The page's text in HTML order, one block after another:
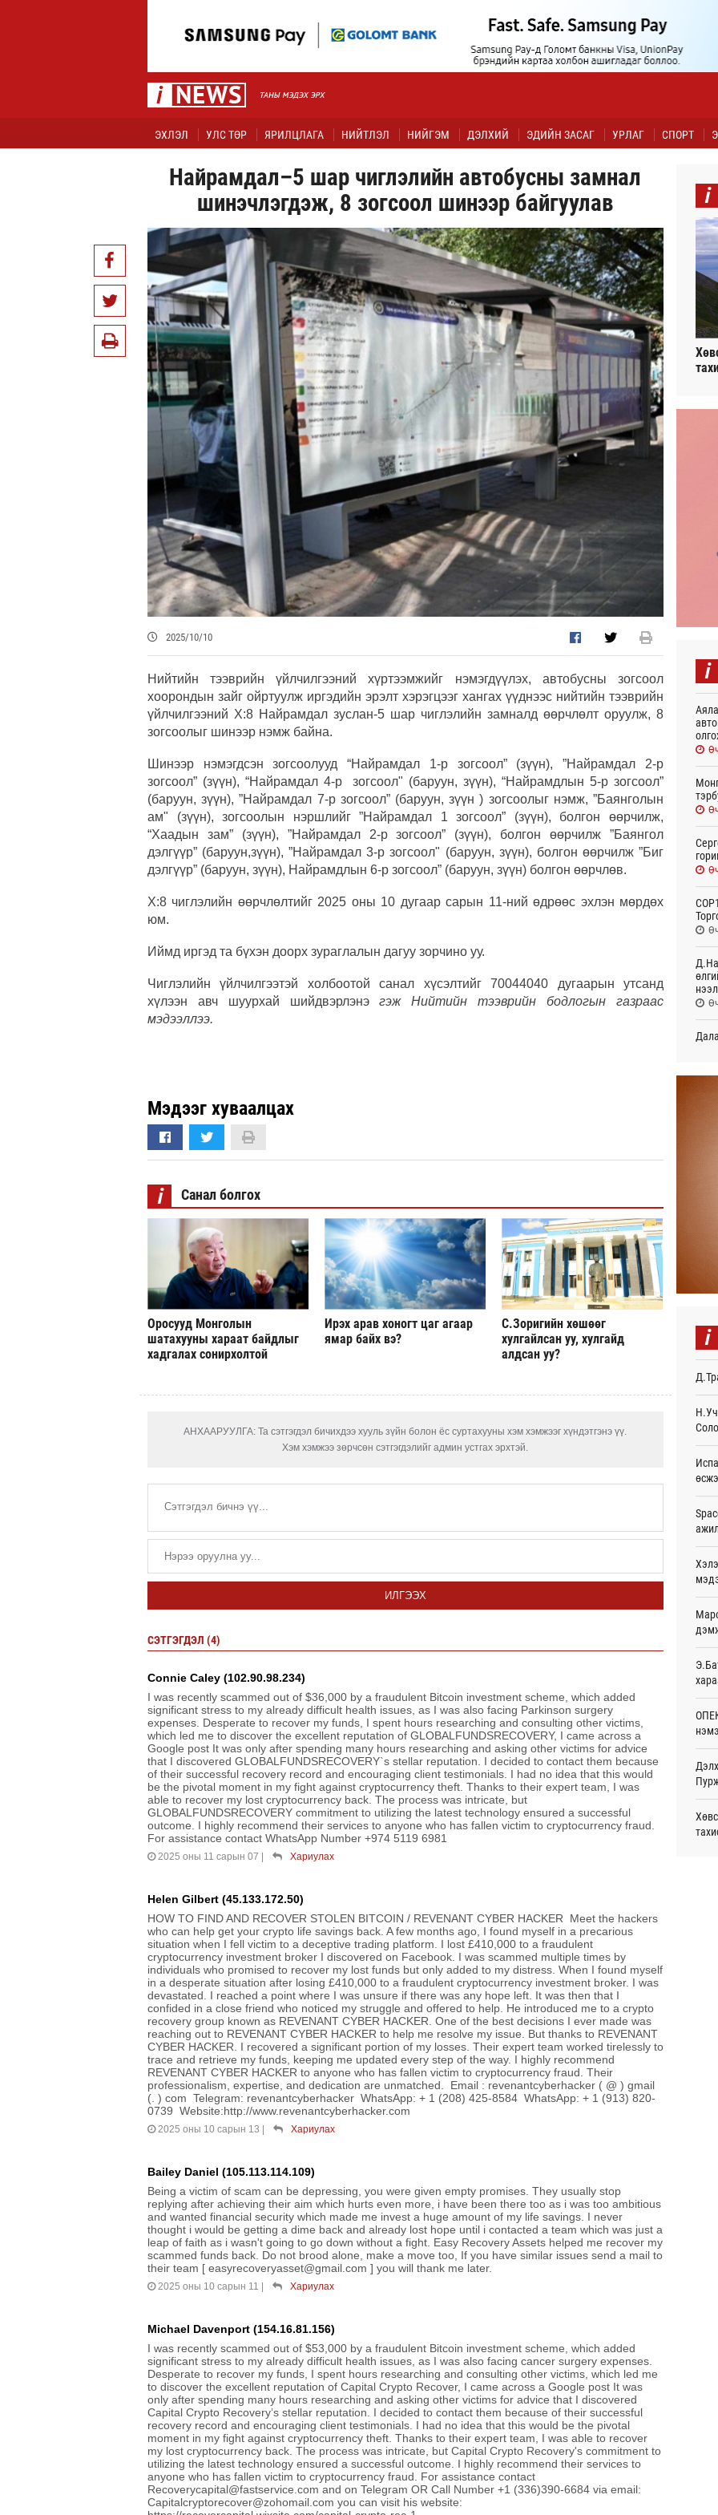
ЭХЛЭЛ УЛС ТӨР ЯРИЛЦЛАГА НИЙТЛЭЛ НИЙГЭМ ДЭЛХИЙ ЭДИЙН ЗАСАГ УРЛАГ СПОРТ
Найрамдал–5 шар чиглэлийн автобусны замнал
шинэчлэгдэж, 8 зогсоол шинээр байгуулав
2025/10/10
Нийтийн тээврийн үйлчилгээний хүртээмжийг нэмэгдүүлэх, автобусны зогсоол
хоорондын зайг ойртуулж иргэдийн эрэлт хэрэгцээг хангах үүднээс нийтийн тээврийн
үйлчилгээний Х:8 Найрамдал зуслан-5 шар чиглэлийн замналд өөрчлөлт оруулж, 8
зогсоолыг шинээр нэмж байна.
Шинээр нэмэгдсэн зогсоолууд “Найрамдал 1-р зогсоол” (зүүн), ”Найрамдал 2-р
зогсоол” (зүүн), “Найрамдал 4-р зогсоол" (баруун, зүүн), “Найрамдлын 5-р зогсоол”
(баруун, зүүн), ”Найрамдал 7-р зогсоол” (баруун, зүүн ) зогсоолыг нэмж, ”Баянголын
ам" (зүүн), зогсоолын нэршлийг ”Найрамдал 1 зогсоол” (зүүн), болгон өөрчилж,
“Хаадын зам” (зүүн), ”Найрамдал 2-р зогсоол” (зүүн), болгон өөрчилж ”Баянгол
дэлгүүр” (баруун,зүүн), ”Найрамдал 3-р зогсоол" (баруун, зүүн), болгон өөрчилж ”Биг
дэлгүүр” (баруун, зүүн), Найрамдлын 6-р зогсоол” (баруун, зүүн) болгон өөрчлөв.
Х:8 чиглэлийн өөрчлөлтийг 2025 оны 10 дугаар сарын 11-ний өдрөөс эхлэн мөрдөх
юм.
Иймд иргэд та бүхэн доорх зураглалын дагуу зорчино уу.
Чиглэлийн үйлчилгээтэй холбоотой санал хүсэлтийг 70044040 дугаарын утсанд
хүлээн авч шуурхай шийдвэрлэнэгэж Нийтийн тээврийн бодлогын газраас
мэдээллээ.
Мэдээг хуваалцах
i Санал болгох
Оросууд Монголын
шатахууны хараат байдлыг
хадгалах сонирхолтой
Ирэх арав хоногт цаг агаар
ямар байх вэ?
С.Зоригийн хөшөөг
хулгайлсан уу, хулгайд
алдсан уу?
АНХААРУУЛГА: Та сэтгэгдэл бичихдээ хууль зүйн болон ёс суртахууны хэм хэмжээг хүндэтгэнэ үү.
Хэм хэмжээ зөрчсөн сэтгэгдэлийг админ устгах эрхтэй.
ИЛГЭЭХ
СЭТГЭГДЭЛ (4)
Connie Caley (102.90.98.234)
I was recently scammed out of $36,000 by a fraudulent Bitcoin investment scheme, which added
significant stress to my already difficult health issues, as I was also facing Parkinson surgery
expenses. Desperate to recover my funds, I spent hours researching and consulting other victims,
which led me to discover the excellent reputation of GLOBALFUNDSRECOVERY, I came across a
Google post It was only after spending many hours researching and asking other victims for advice
that I discovered GLOBALFUNDSRECOVERY`s stellar reputation. I decided to contact them because
of their successful recovery record and encouraging client testimonials. I had no idea that this would
be the pivotal moment in my fight against cryptocurrency theft. Thanks to their expert team, I was
able to recover my lost cryptocurrency back. The process was intricate, but
GLOBALFUNDSRECOVERY commitment to utilizing the latest technology ensured a successful
outcome. I highly recommend their services to anyone who has fallen victim to cryptocurrency fraud.
For assistance contact WhatsApp Number +974 5119 6981
2025 оны 11 сарын 07 Хариулах
Helen Gilbert (45.133.172.50)
HOW TO FIND AND RECOVER STOLEN BITCOIN / REVENANT CYBER HACKER Meet the hackers
who can help get your crypto life savings back. A few months ago, I found myself in a precarious
situation when I fell victim to a deceptive trading platform. I lost £410,000 to a fraudulent
cryptocurrency investment broker I discovered on Facebook. I was scammed multiple times by
individuals who promised to recover my lost funds but only added to my distress. When I found myself
in a desperate situation after losing £410,000 to a fraudulent cryptocurrency investment broker. I was
devastated. I reached a point where I was unsure if there was any hope left. It was then that I
confided in a close friend who noticed my struggle and offered to help. He introduced me to a crypto
recovery group known as REVENANT CYBER HACKER. One of the best decisions I ever made was
reaching out to REVENANT CYBER HACKER to help me resolve my issue. But thanks to REVENANT
CYBER HACKER. I recovered a significant portion of my losses. Their expert team worked tirelessly to
trace and retrieve my funds, keeping me updated every step of the way. I highly recommend
REVENANT CYBER HACKER to anyone who has fallen victim to cryptocurrency fraud. Their
professionalism, expertise, and dedication are unmatched. Email : revenantcyberhacker ( @ ) gmail
(. ) com Telegram: revenantcyberhacker WhatsApp: + 1 (208) 425-8584 WhatsApp: + 1 (913) 820-
0739 Website:http://www.revenantcyberhacker.com
2025 оны 10 сарын 13 Хариулах
Bailey Daniel (105.113.114.109)
Being a victim of scam can be depressing, you were given empty promises. They usually stop
replying after achieving their aim which hurts even more, i have been there too as i was too ambitious
and wanted financial security which made me invest a huge amount of my life savings. I never
thought i would be getting a dime back and already lost hope until i contacted a team which was just a
leap of faith as i wasn't going to go down without a fight. Easy Recovery Assets helped me recover my
scammed funds back. Do not brood alone, make a move too, If you have similar issues send a mail to
their team [ easyrecoveryasset@gmail.com ] you will thank me later. ‎ ‎
2025 оны 10 сарын 11 Хариулах
Michael Davenport (154.16.81.156)
I was recently scammed out of $53,000 by a fraudulent Bitcoin investment scheme, which added
significant stress to my already difficult health issues, as I was also facing cancer surgery expenses.
Desperate to recover my funds, I spent hours researching and consulting other victims, which led me
to discover the excellent reputation of Capital Crypto Recover, I came across a Google post It was
only after spending many hours researching and asking other victims for advice that I discovered
Capital Crypto Recovery’s stellar reputation. I decided to contact them because of their successful
recovery record and encouraging client testimonials. I had no idea that this would be the pivotal
moment in my fight against cryptocurrency theft. Thanks to their expert team, I was able to recover
my lost cryptocurrency back. The process was intricate, but Capital Crypto Recovery's commitment to
utilizing the latest technology ensured a successful outcome. I highly recommend their services to
anyone who has fallen victim to cryptocurrency fraud. For assistance contact
Recoverycapital@fastservice.com and on Telegram OR Call Number +1 (336)390-6684 via email:
Capitalcryptorecover@zohomail.com you can visit his website:
i
i
Энэ
АНУ-
i